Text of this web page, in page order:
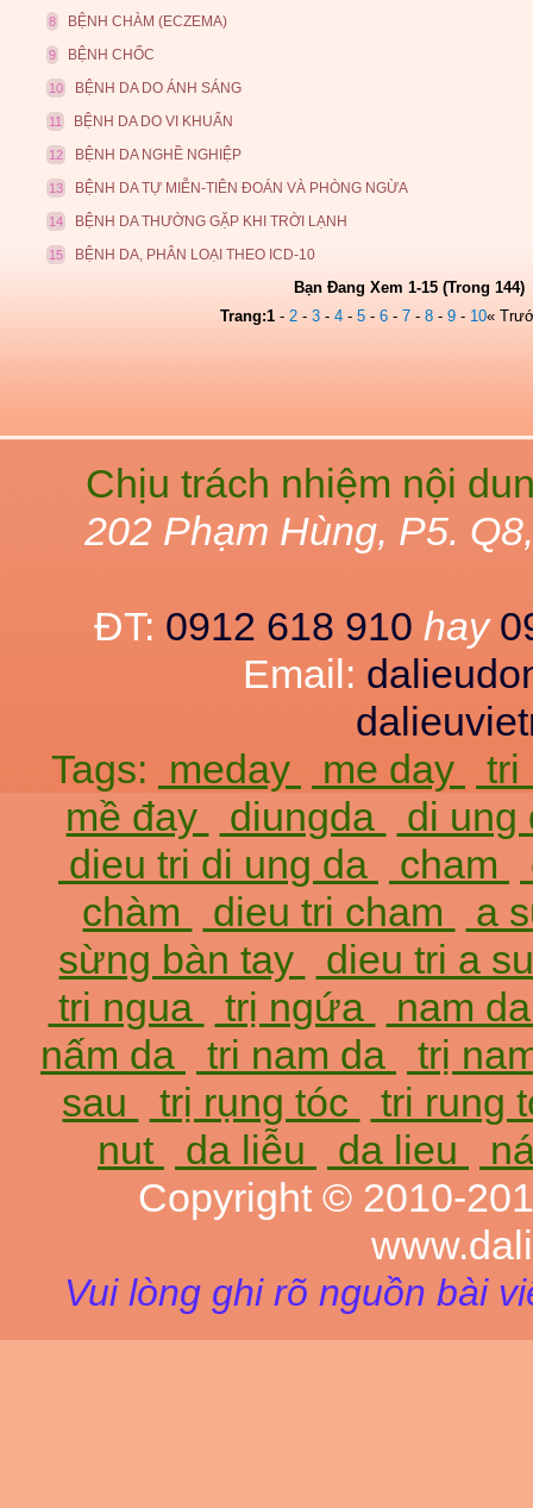
8 BỆNH CHÀM (ECZEMA)
9 BỆNH CHỐC
10 BỆNH DA DO ÁNH SÁNG
11 BỆNH DA DO VI KHUẨN
12 BỆNH DA NGHỀ NGHIỆP
13 BỆNH DA TỰ MIỄN-TIÊN ĐOÁN VÀ PHÒNG NGỪA
14 BỆNH DA THƯỜNG GẶP KHI TRỜI LẠNH
15 BỆNH DA, PHÂN LOẠI THEO ICD-10
Bạn Đang Xem 1-15 (Trong 144)
Trang:1 -2 -3 -4 -5 -6 -7 -8 -9 - 10«
Chịu trách nhiệm nội
202 Phạm Hùng, P5.
ĐT: 0912 618 910 hay
Email:
Tags: meday me day
tri
mề đay
diungda
di
dieu tri di ung da
cham
chàm
dieu tri cham
a
sừng bàn tay
dieu tri a
tri ngua
trị ngứa
nam
nấm da
tri nam da
trị
sau
trị rụng tóc
tri rung
nut
da liễu da lieu
Copyright © 2010-
Vui lòng ghi rõ nguồn bài